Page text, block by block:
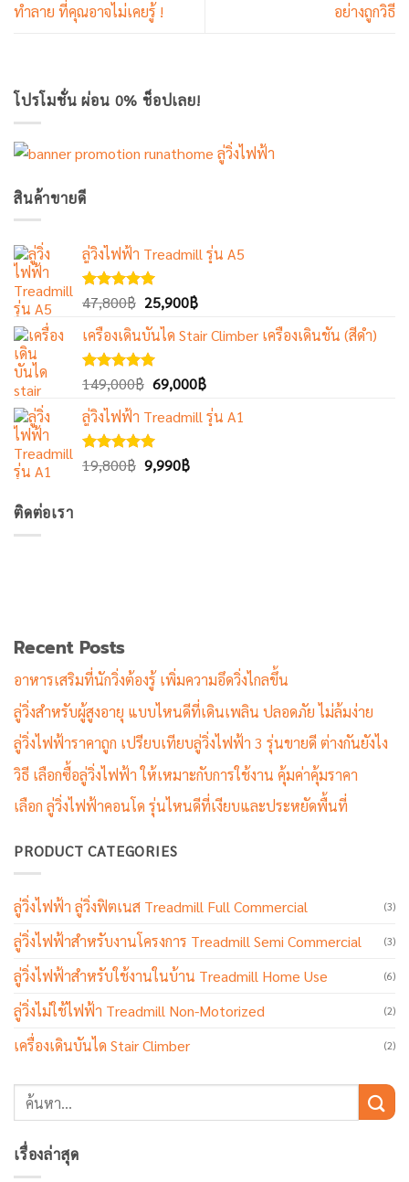
ทำลาย ที่คุณอาจไม่เคยรู้ !
อย่างถูกวิธี
โปรโมชั่น ผ่อน 0% ช็อปเลย!
สินค้าขายดี
ลู่วิ่งไฟฟ้า Treadmill รุ่น A5
ให้คะแนน
5.00
ตั้งแต่
1-5
คะแนน
47,800฿ Original
was:
47,800฿.
25,900฿Current
is:
เครื่องเดินบันได Stair Climber เครื่องเดินชัน (สีดำ)
ให้คะแนน
ตั้งแต่
1-5
คะแนน
149,000฿ Original
was:
149,000฿.
69,000฿Current
is:
ลู่วิ่งไฟฟ้า Treadmill รุ่น A1
ให้คะแนน
5.00
ตั้งแต่
19,800฿ Original
9,990฿Current
ติดต่อเรา
Recent Posts
อาหารเสริมที่นักวิ่งต้องรู้ เพิ่มความอึดวิ่งไกลขึ้น
ลู่วิ่งสำหรับผู้สูงอายุ แบบไหนดีที่เดินเพลิน ปลอดภัย ไม่ล้มง่าย
ลู่วิ่งไฟฟ้าราคาถูก เปรียบเทียบลู่วิ่งไฟฟ้า 3 รุ่นขายดี ต่างกันยังไง
วิธี เลือกซื้อลู่วิ่งไฟฟ้า ให้เหมาะกับการใช้งาน คุ้มค่าคุ้มราคา
เลือก ลู่วิ่งไฟฟ้าคอนโด รุ่นไหนดีที่เงียบและประหยัดพื้นที่
PRODUCT CATEGORIES
ลู่วิ่งไฟฟ้า ลู่วิ่งฟิตเนส Treadmill Full Commercial (3)
ลู่วิ่งไฟฟ้าสำหรับงานโครงการ Treadmill Semi Commercial (3)
ลู่วิ่งไฟฟ้าสำหรับใช้งานในบ้าน Treadmill Home Use (6)
ลู่วิ่งไม่ใช้ไฟฟ้า Treadmill Non-Motorized (2)
เครื่องเดินบันได Stair Climber (2)
เรื่องล่าสุด